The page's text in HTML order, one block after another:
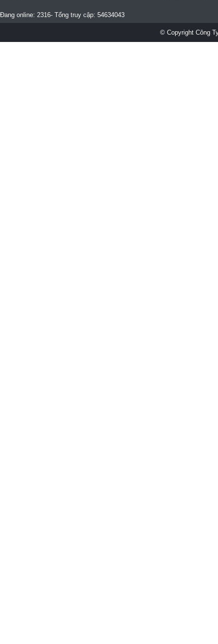
Đang online: 2316- Tổng truy cập: 54634043
© Copyright Công